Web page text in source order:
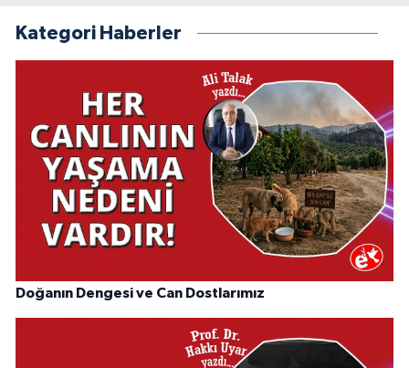
Kategori Haberler
Doğanın Dengesi ve Can Dostlarımız